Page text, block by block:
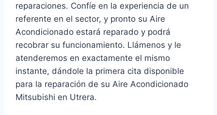
reparaciones. Confíe en la experiencia de un
referente en el sector, y pronto su Aire
Acondicionado estará reparado y podrá
recobrar su funcionamiento. Llámenos y le
atenderemos en exactamente el mismo
instante, dándole la primera cita disponible
para la reparación de su Aire Acondicionado
Mitsubishi en Utrera.